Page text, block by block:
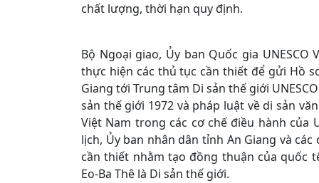
chất lượng, thời hạn quy định.
Bộ Ngoại giao, Ủy ban Quốc gia
thực hiện các thủ tục cần thiết để gửi Hồ
Giang tới Trung tâm Di sản thế giới
sản thế giới 1972 và pháp luật về di sản
Việt Nam trong các cơ chế điều hành của
lịch, Ủy ban nhân dân tỉnh An Giang và
cần thiết nhằm tạo đồng thuận của quốc
Eo-Ba Thê là Di sản thế giới.